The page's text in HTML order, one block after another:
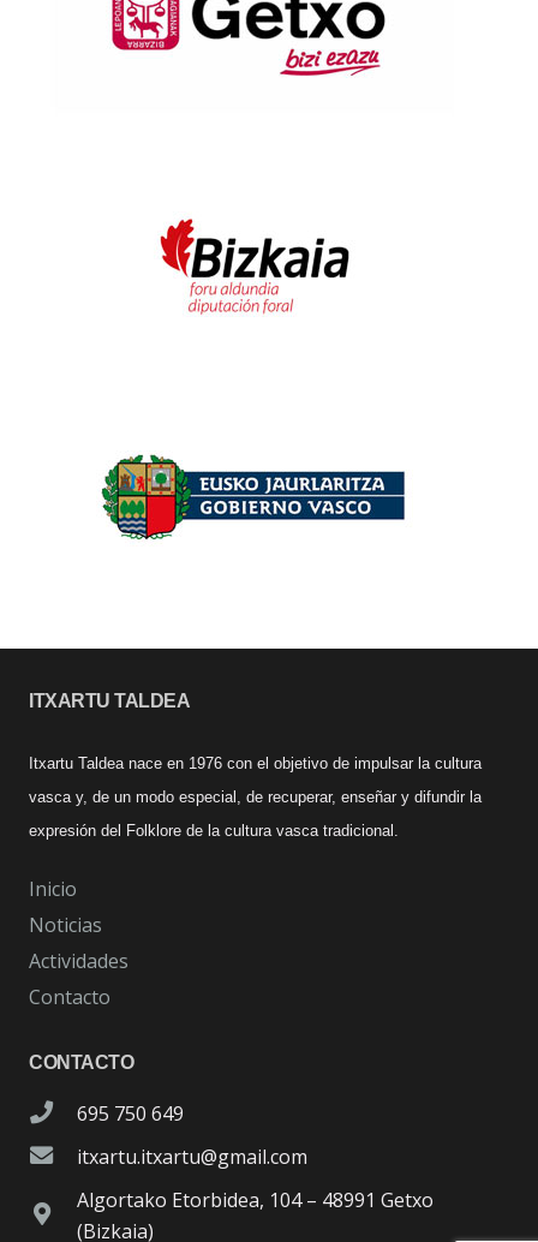
ITXARTU TALDEA
Itxartu Taldea nace en 1976 con el objetivo de impulsar la cultura
vasca y, de un modo especial, de recuperar, enseñar y difundir la
expresión del Folklore de la cultura vasca tradicional.
Inicio
Noticias
Actividades
Contacto
CONTACTO
695 750 649
itxartu.itxartu@gmail.com
Algortako Etorbidea, 104 – 48991 Getxo
(Bizkaia)